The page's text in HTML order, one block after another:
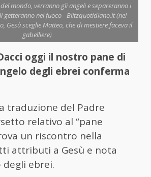
mondo, verranno gli angeli e separeranno i
getteranno nel fuoco - Blitzquotidiano.it (nel
Gesù sceglie Matteo, che di mestiere faceva il
gabelliere)
oggi il nostro pane di
degli ebrei conferma
traduzione del Padre
relativo al “pane
un riscontro nella
attributi a Gesù e nota
degli ebrei.